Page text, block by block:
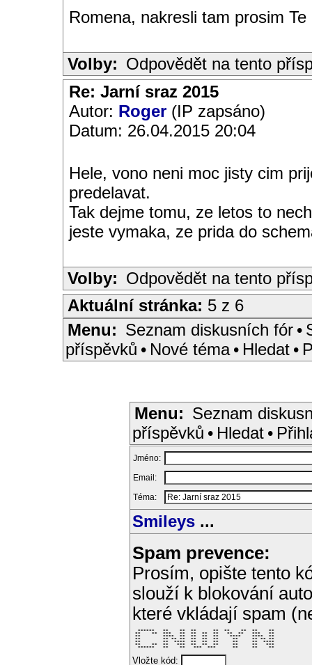
Romena, nakresli tam prosim
Volby: Odpovědět na tento
Re: Jarní sraz 2015
Autor: Roger (IP zapsáno)
Datum: 26.04.2015 20:04
Hele, vono neni moc jisty cim
predelavat.
Tak dejme tomu, ze letos to
jeste vymaka, ze prida do
Volby: Odpovědět na tento
Aktuální stránka: 5 z 6
Menu: Seznam diskusních fór •
příspěvků • Nové téma • Hledat •
Menu: Seznam
příspěvků • Hledat •
Jméno:
Email:
Téma:
Smileys ...
Spam prevence:
Prosím, opište tento
slouží k blokování
které vkládají spam
  ******   **    **  **      **  **    **  **    **
**    **  ***   **  **  **  **   **  **   ***   **
**        ****  **  **  **  **    ****    ****  **
**        ** ** **  **  **  **     **     ** ** **
**        **  ****  **  **  **     **     **  ****
**    **  **   ***  **  **  **     **     **   ***
  ******   **    **   ***  ***      **     **    **
Vložte kód: